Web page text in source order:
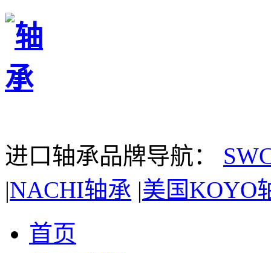
进口轴承品牌导航：
|NACHI轴承 |美国KOYO
首页